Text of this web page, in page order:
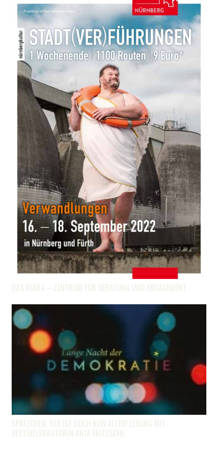
DAS KLARA – ZENTRUM FÜR BERATUNG UND ENGAGEMENT
SPÄTZCHEN, 109 IST DOCH KEIN ALTER! LESUNG MIT
BESTSELLERAUTORIN ANJA FRITZSCHE